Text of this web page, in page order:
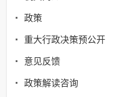
政策
重大行政决策预公开
意见反馈
政策解读咨询